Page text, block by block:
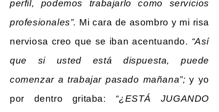
perfil, podemos trabajarlo como servicios
profesionales”. Mi cara de asombro y mi risa
nerviosa creo que se iban acentuando. “Así
que si usted está dispuesta, puede
comenzar a trabajar pasado mañana”; y yo
por dentro gritaba: “¿ESTÁ JUGANDO